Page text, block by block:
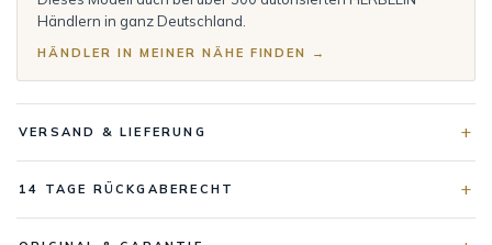
Händlern in ganz Deutschland.
HÄNDLER IN MEINER NÄHE FINDEN →
VERSAND & LIEFERUNG
14 TAGE RÜCKGABERECHT